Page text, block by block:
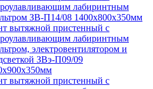
лабиринтным
ЗВ-П14/08 1400х800х350мм
вытяжной пристенный с
лабиринтным
электровентилятором и
ЗВэ-П09/09
вытяжной пристенный с